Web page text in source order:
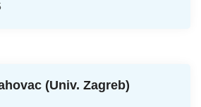
(Univ. Zagreb)